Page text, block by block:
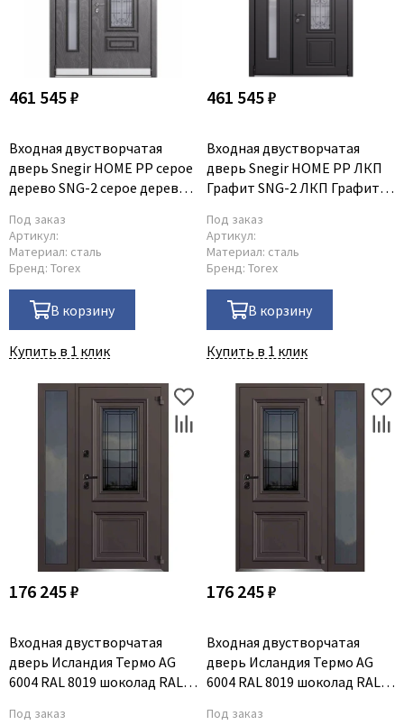
461 545 ₽
Входная двустворчатая
дверь Snegir HOME PP серое
дерево SNG-2 серое дерево
Под заказ
Артикул:
Материал: сталь
Бренд: Torex
В корзину
Купить в 1 клик
461 545 ₽
Входная двустворчатая
дверь Snegir HOME PP ЛКП
Графит SNG-2 ЛКП Графит
Под заказ
Артикул:
Материал: сталь
Бренд: Torex
В корзину
Купить в 1 клик
176 245 ₽
Входная двустворчатая
дверь Исландия Термо AG
6004 RAL 8019 шоколад RAL
Под заказ
176 245 ₽
Входная двустворчатая
дверь Исландия Термо AG
6004 RAL 8019 шоколад RAL
Под заказ